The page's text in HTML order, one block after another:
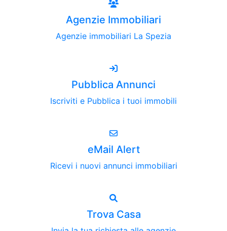
Agenzie Immobiliari
Agenzie immobiliari La Spezia
Pubblica Annunci
Iscriviti e Pubblica i tuoi immobili
eMail Alert
Ricevi i nuovi annunci immobiliari
Trova Casa